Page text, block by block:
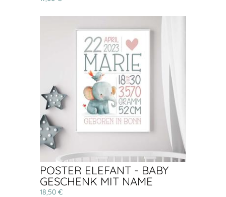
POSTER ELEFANT - BABY
GESCHENK MIT NAME
18,50 €